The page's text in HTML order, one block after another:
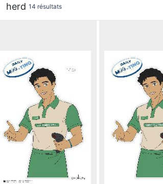
herd 14 résultats